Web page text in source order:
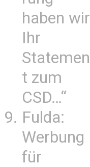
haben wir
Ihr
Statemen
t zum
CSD…“
Fulda:
Werbung
für